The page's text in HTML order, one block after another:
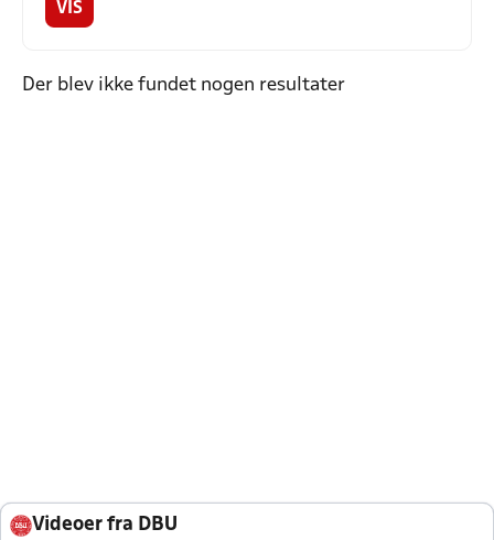
VIS
Der blev ikke fundet nogen resultater
Videoer fra DBU